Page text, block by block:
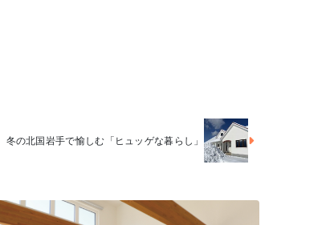
冬の北国岩手で愉しむ「ヒュッゲな暮らし」